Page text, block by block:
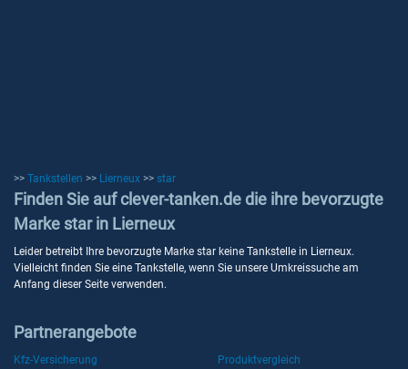
>> Tankstellen >> Lierneux >> star
Finden Sie auf clever-tanken.de die ihre bevorzugte
Marke star in Lierneux
Leider betreibt Ihre bevorzugte Marke star keine Tankstelle in Lierneux.
Vielleicht finden Sie eine Tankstelle, wenn Sie unsere Umkreissuche am
Anfang dieser Seite verwenden.
Partnerangebote
Kfz-Versicherung
Produktvergleich